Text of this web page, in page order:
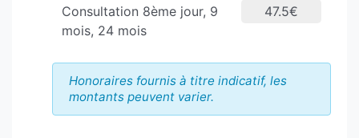
Consultation 8ème jour, 9
mois, 24 mois
47.5€
Honoraires fournis à titre indicatif, les
montants peuvent varier.